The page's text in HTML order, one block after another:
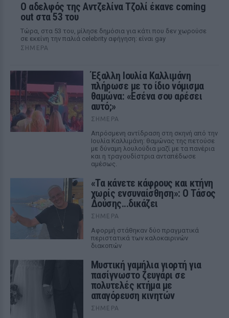
Ο αδελφός της Αντζελίνα Τζολί έκανε coming
out στα 53 του
Τώρα, στα 53 του, μίλησε δημόσια για κάτι που δεν χωρούσε
σε εκείνη την παλιά celebrity αφήγηση: είναι gay
ΣΉΜΕΡΑ
Έξαλλη Ιουλία Καλλιμάνη
πλήρωσε με το ίδιο νόμισμα
θαμώνα: «Εσένα σου αρέσει
αυτό;»
ΣΉΜΕΡΑ
Απρόσμενη αντίδραση στη σκηνή από την
Ιουλία Καλλιμάνη: θαμώνας της πετούσε
με δύναμη λουλούδια μαζί με τα πανέρια
και η τραγουδίστρια ανταπέδωσε
αμέσως.
«Τα κάνετε κάφρους και κτήνη
χωρίς ενσυναίσθηση»: Ο Τάσος
Δούσης...δικάζει
ΣΉΜΕΡΑ
Αφορμή στάθηκαν δύο πραγματικά
περιστατικά των καλοκαιρινών
διακοπών
Μυστική γαμήλια γιορτή για
πασίγνωστο ζευγάρι σε
πολυτελές κτήμα με
απαγόρευση κινητών
ΣΉΜΕΡΑ